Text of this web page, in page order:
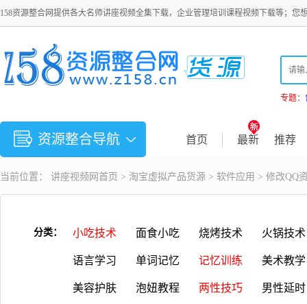
158资源整合网提供各大名师讲座视频全集下载，企业管理培训课程视频下载等；您
专题：
资源整合导航 首页 最新 推荐
当前位置： 讲座视频 网首页 > 淘宝虚拟产品货源 > 软件应用 > 修改QQ
分类： 小吃技术 面食小吃 烧烤技术 火锅技术
语言学习 单词记忆 记忆训练 美术教学
美容护肤 泡妞教程 两性技巧 男性延时